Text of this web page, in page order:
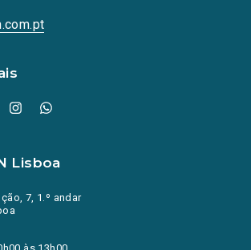
Lisboa
7, 1.º andar